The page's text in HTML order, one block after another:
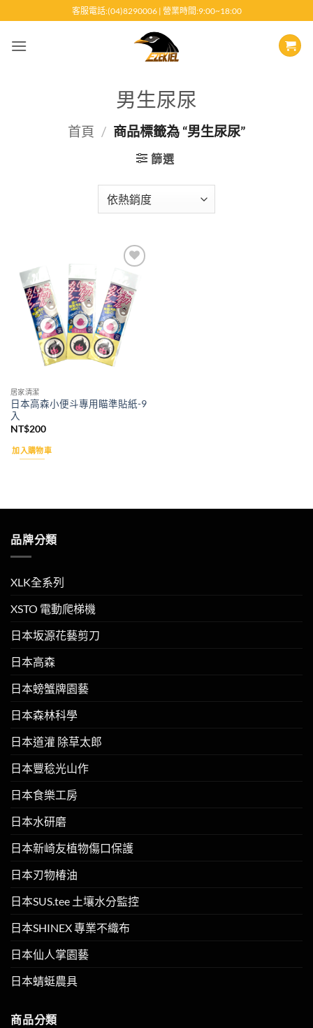
至
客服電話:(04)8290006 | 營業時間:9:00~18:00
男生尿尿
首頁 / 商品標籤為 “男生尿尿”
篩選
wishlist
居家清潔
日本高森小便斗專用瞄準貼紙-9
入
NT$200
加入購物車
品牌分類
XLK全系列
XSTO 電動爬梯機
日本坂源花藝剪刀
日本高森
日本螃蟹牌園藝
日本森林科學
日本道灌 除草太郎
日本豐稔光山作
日本食樂工房
日本水研磨
日本新崎友植物傷口保護
日本刃物椿油
日本SUS.tee 土壤水分監控
日本SHINEX 專業不織布
日本仙人掌園藝
日本蜻蜓農具
商品分類